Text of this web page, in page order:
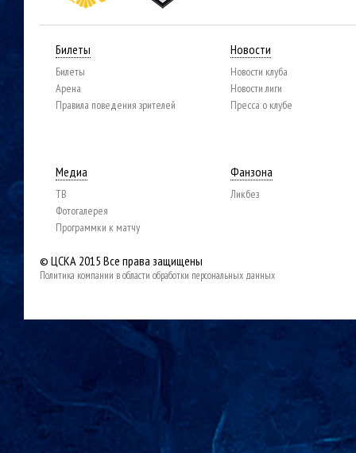
Билеты
Билеты
Арена
Правила поведения зрителей
Новости
Новости клуба
Новости лиги
Пресса о клубе
Медиа
ТВ
Фотогалерея
Программки к матчу
Фанзона
Ликбез
© ЦСКА 2015 Все права защищены
Политика компании в области обработки персональных данных